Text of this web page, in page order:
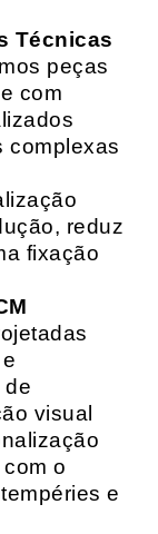
Técnicas
peças
com
complexas
reduz
fixação
de
visual
o
e